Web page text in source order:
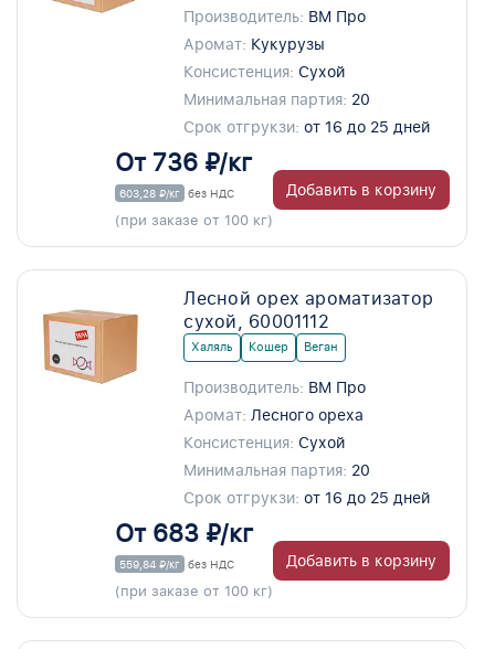
Производитель: ВМ Про
Аромат: Кукурузы
Консистенция: Сухой
Минимальная партия: 20
Срок отгрукзи: от 16 до 25 дней
От 736 ₽/кг
603,28 ₽/кг без НДС
(при заказе от 100 кг)
Добавить в корзину
Лесной орех ароматизатор
сухой, 60001112
Халяль Кошер Веган
Производитель: ВМ Про
Аромат: Лесного ореха
Консистенция: Сухой
Минимальная партия: 20
Срок отгрукзи: от 16 до 25 дней
От 683 ₽/кг
559,84 ₽/кг без НДС
(при заказе от 100 кг)
Добавить в корзину